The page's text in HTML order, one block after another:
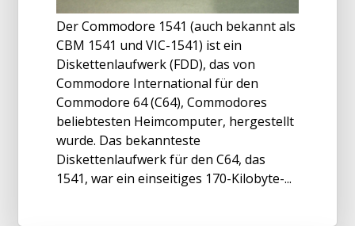
Der Commodore 1541 (auch bekannt als
CBM 1541 und VIC-1541) ist ein
Diskettenlaufwerk (FDD), das von
Commodore International für den
Commodore 64 (C64), Commodores
beliebtesten Heimcomputer, hergestellt
wurde. Das bekannteste
Diskettenlaufwerk für den C64, das
1541, war ein einseitiges 170-Kilobyte-...